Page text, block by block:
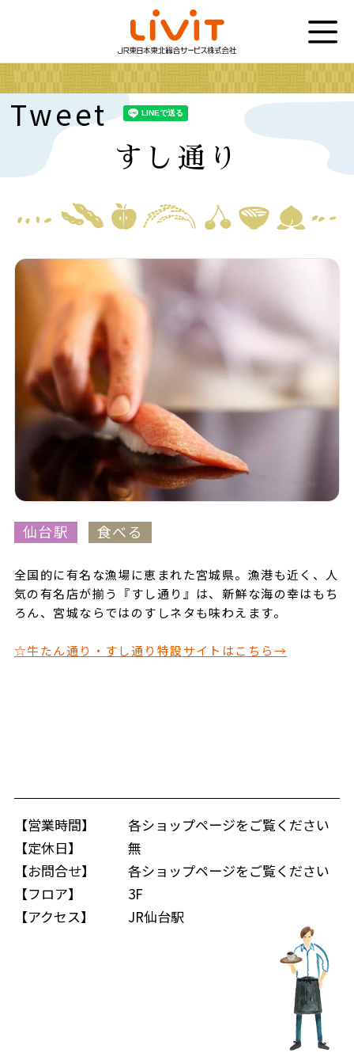
Tweet
すし通り
仙台駅 食べる
全国的に有名な漁場に恵まれた宮城県。漁港も近く、人
気の有名店が揃う『すし通り』は、新鮮な海の幸はもち
ろん、宮城ならではのすしネタも味わえます。
☆牛たん通り・すし通り特設サイトはこちら→
【営業時間】
各ショップページをご覧ください
【定休日】
無
【お問合せ】
各ショップページをご覧ください
【フロア】
3F
【アクセス】
JR仙台駅